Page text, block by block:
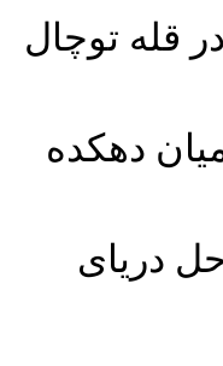
قله توچال
دهکده
دریای